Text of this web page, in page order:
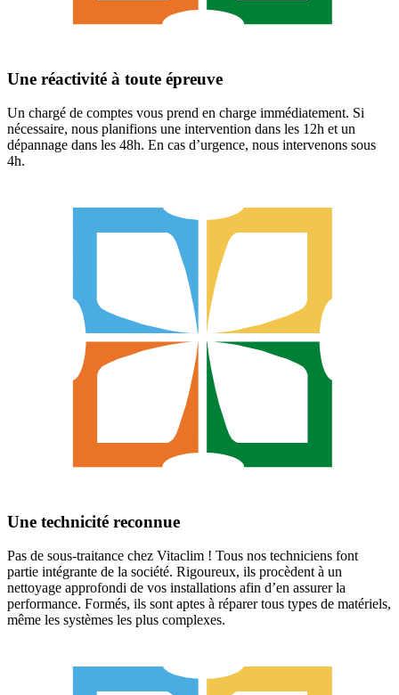
Une réactivité à toute épreuve
Un chargé de comptes vous prend en charge immédiatement. Si
nécessaire, nous planifions une intervention dans les 12h et un
dépannage dans les 48h. En cas d’urgence, nous intervenons sous
4h.
Une technicité reconnue
Pas de sous-traitance chez Vitaclim ! Tous nos techniciens font
partie intégrante de la société. Rigoureux, ils procèdent à un
nettoyage approfondi de vos installations afin d’en assurer la
performance. Formés, ils sont aptes à réparer tous types de matériels,
même les systèmes les plus complexes.